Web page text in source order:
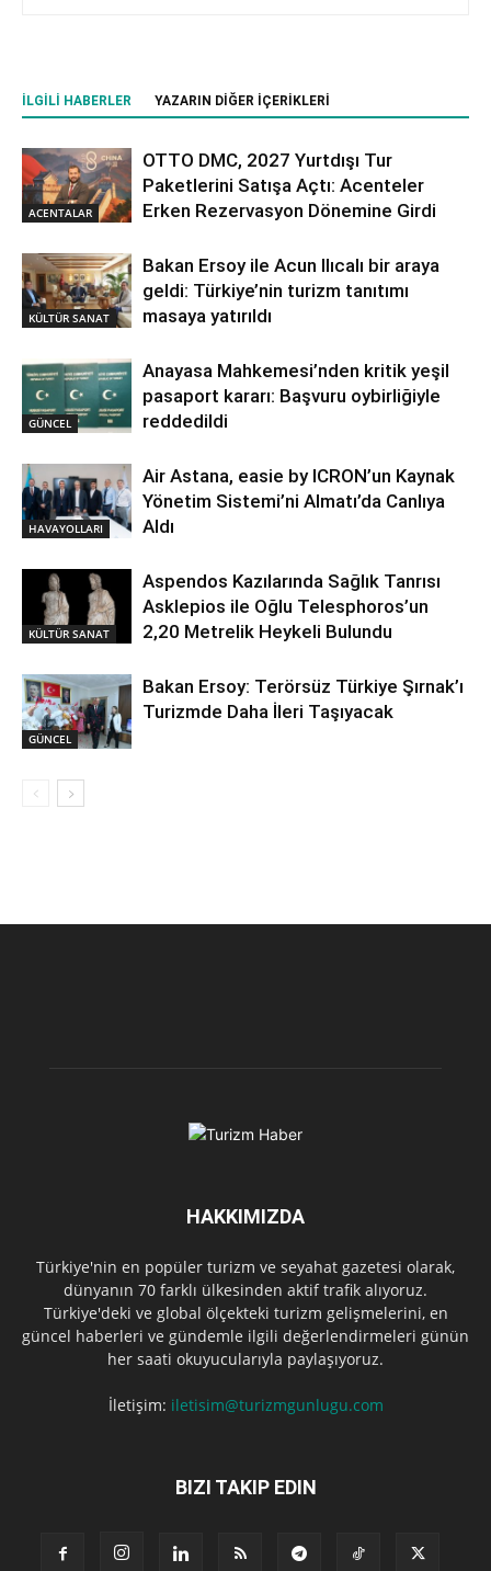
İLGILI HABERLER YAZARIN DIĞER İÇERIKLERI
ACENTALAR
OTTO DMC, 2027 Yurtdışı Tur
Paketlerini Satışa Açtı: Acenteler
Erken Rezervasyon Dönemine Girdi
KÜLTÜR SANAT
Bakan Ersoy ile Acun Ilıcalı bir araya
geldi: Türkiye’nin turizm tanıtımı
masaya yatırıldı
GÜNCEL
Anayasa Mahkemesi’nden kritik yeşil
pasaport kararı: Başvuru oybirliğiyle
reddedildi
HAVAYOLLARI
Air Astana, easie by ICRON’un Kaynak
Yönetim Sistemi’ni Almatı’da Canlıya
Aldı
KÜLTÜR SANAT
Aspendos Kazılarında Sağlık Tanrısı
Asklepios ile Oğlu Telesphoros’un
2,20 Metrelik Heykeli Bulundu
GÜNCEL
Bakan Ersoy: Terörsüz Türkiye Şırnak’ı
Turizmde Daha İleri Taşıyacak
HAKKIMIZDA
Türkiye'nin en popüler turizm ve seyahat gazetesi olarak,
dünyanın 70 farklı ülkesinden aktif trafik alıyoruz.
Türkiye'deki ve global ölçekteki turizm gelişmelerini, en
güncel haberleri ve gündemle ilgili değerlendirmeleri günün
her saati okuyucularıyla paylaşıyoruz.
İletişim: iletisim@turizmgunlugu.com
BIZI TAKIP EDIN